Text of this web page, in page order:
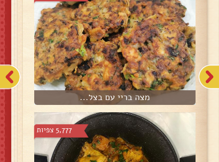
מצה בריי עם בצל...
5,777 צפיות